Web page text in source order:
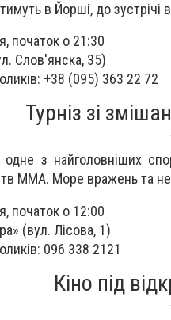
в Йорші, до зустрічі в
початок о 21:30
Слов'янска, 35)
+38 (095) 363 22 72
Турніз зі
з найголовніших
ММА. Море вражень та
початок о 12:00
(вул. Лісова, 1)
096 338 2121
Кіно під